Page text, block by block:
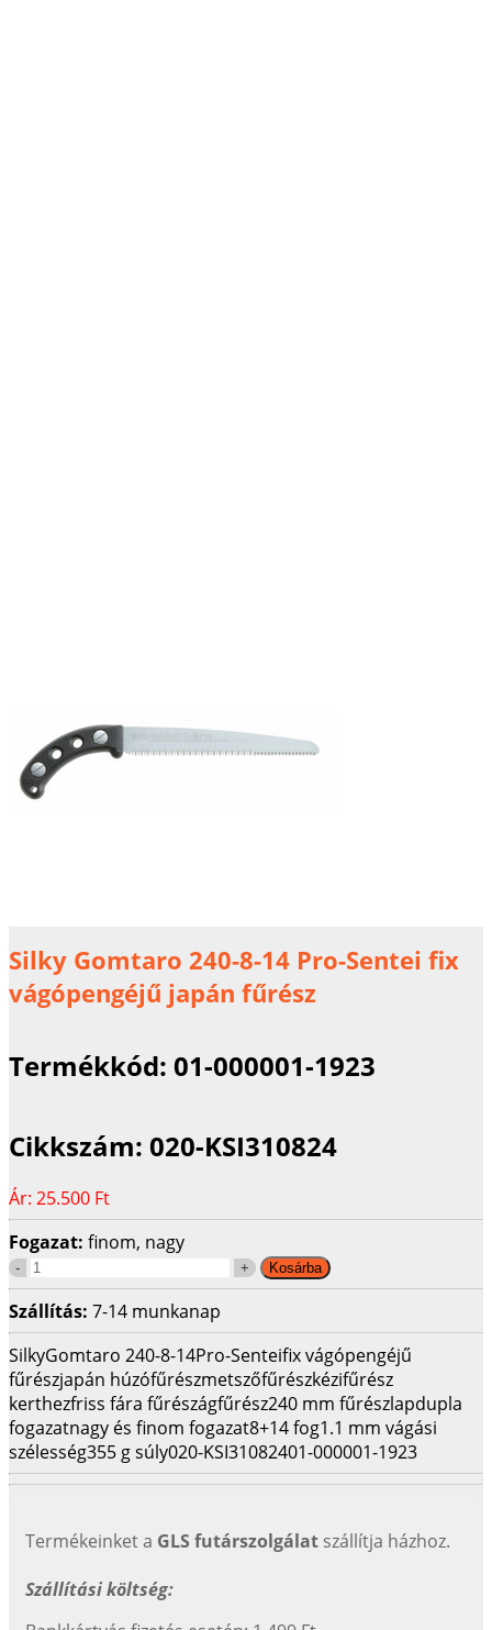
Silky Gomtaro 240-8-14 Pro-Sentei fix
vágópengéjű japán fűrész
Termékkód: 01-000001-1923
Cikkszám: 020-KSI310824
Ár: 25.500 Ft
Fogazat: finom, nagy
Szállítás: 7-14 munkanap
SilkyGomtaro 240-8-14Pro-Senteifix vágópengéjű
fűrészjapán húzófűrészmetszőfűrészkézifűrész
kerthezfriss fára fűrészágfűrész240 mm fűrészlapdupla
fogazatnagy és finom fogazat8+14 fog1.1 mm vágási
szélesség355 g súly020-KSI31082401-000001-1923
Termékeinket a GLS futárszolgálat szállítja házhoz.
Szállítási költség: